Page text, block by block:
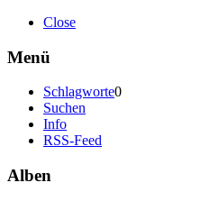
Close
Menü
Schlagworte0
Suchen
Info
RSS-Feed
Alben